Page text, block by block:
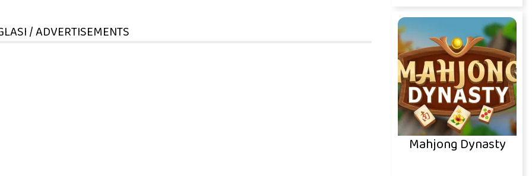
/ ADVERTISEMENTS
Mahjong Dynasty